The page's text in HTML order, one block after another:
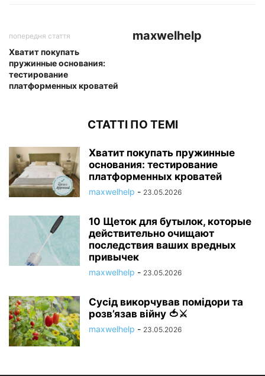
попередня стаття
Хватит покупать
пружинные основания:
тестирование
платформенных кроватей
maxwelhelp
СТАТТІ ПО ТЕМІ
Хватит покупать пружинные
основания: тестирование
платформенных кроватей
maxwelhelp - 23.05.2026
10 Щеток для бутылок, которые
действительно очищают
последствия ваших вредных
привычек
maxwelhelp - 23.05.2026
Сусід викорчував помідори та
розв’язав війну 🍅⚔️
maxwelhelp - 23.05.2026